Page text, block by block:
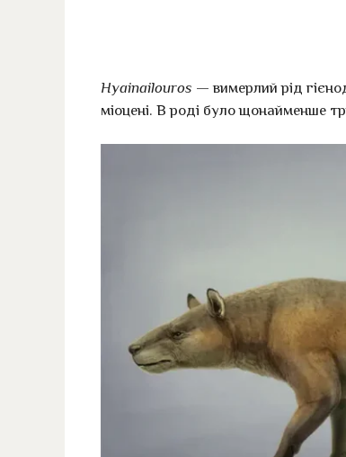
Hyainailouros — вимерлий рід
міоцені. В роді було щонайменше